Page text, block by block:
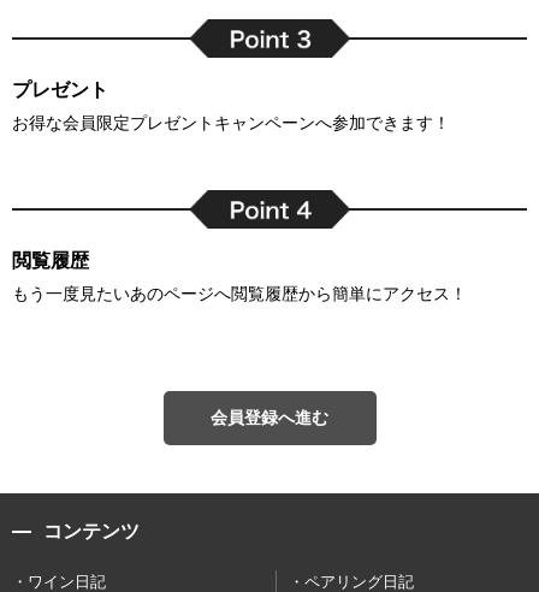
プレゼント
お得な会員限定プレゼントキャンペーンへ参加できます！
閲覧履歴
もう一度見たいあのページへ閲覧履歴から簡単にアクセス！
会員登録へ進む
コンテンツ
ワイン日記
ペアリング日記